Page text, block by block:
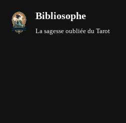
Aller
Bibliosophe
La sagesse oubliée du Tarot